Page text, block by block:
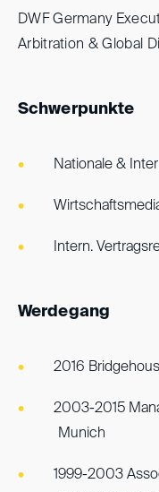
DWF Germany
Arbitration & Global
Schwerpunkte
Nationale &
Intern.
Werdegang
2016
2003-2015
Munich
1999-2003